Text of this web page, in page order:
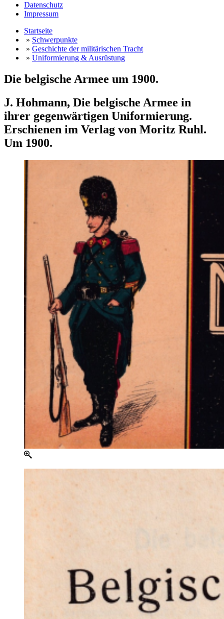
Datenschutz
Impressum
Startseite
» Schwerpunkte
» Geschichte der militärischen Tracht
» Uniformierung & Ausrüstung
Die belgische Armee um 1900.
J. Hohmann, Die belgische Armee in
ihrer gegenwärtigen Uniformierung.
Erschienen im Verlag von Moritz Ruhl.
Um 1900.